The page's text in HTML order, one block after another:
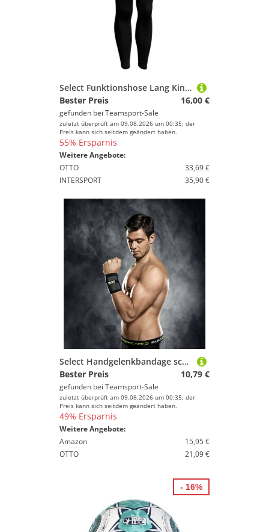
Fitnesszubehör von Select
Campingausrüstung von Select
Trinkflaschen & Trinksysteme von Select
Luftpumpen von Select
Hindernishürden von Select
Pfeifen von Select
Sportnahrung von Select
Schlafsäcke von Select
Outdoor Funsport von Select
Netze von Select
Select Funktionshose Lang Kinder schwarz 10 years
Bester Preis
16,00 €
gefunden bei Teamsport-Sale
zuletzt überprüft am 09.08.2026 um 00:35; der
Preis kann sich seitdem geändert haben.
55% Ersparnis
Weitere Angebote:
OTTO
33,69 €
INTERSPORT
35,90 €
Select Handgelenkbandage schwarz XS/S
Bester Preis
10,79 €
gefunden bei Teamsport-Sale
zuletzt überprüft am 09.08.2026 um 00:35; der
Preis kann sich seitdem geändert haben.
49% Ersparnis
Weitere Angebote:
Amazon
15,95 €
OTTO
21,09 €
- 16%